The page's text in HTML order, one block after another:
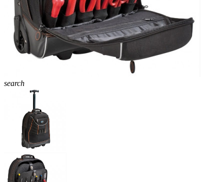
search